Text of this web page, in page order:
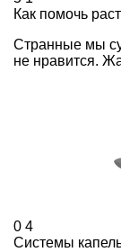
Как помочь
Странные мы
не нравится.
0 4
Системы